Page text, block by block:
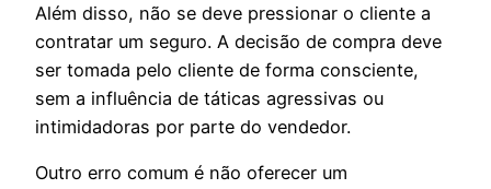
Além disso, não se deve pressionar o cliente a
contratar um seguro. A decisão de compra deve
ser tomada pelo cliente de forma consciente,
sem a influência de táticas agressivas ou
intimidadoras por parte do vendedor.
Outro erro comum é não oferecer um